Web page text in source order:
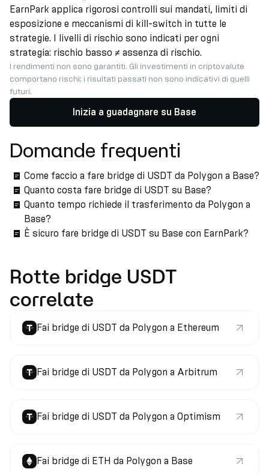
EarnPark applica rigorosi controlli sui mandati, limiti di
esposizione e meccanismi di kill-switch in tutte le
strategie. I livelli di rischio sono indicati per ogni
strategia: rischio basso ≠ assenza di rischio.
I rendimenti non sono garantiti. Gli investimenti in criptovalute
comportano rischi; i risultati passati non sono indicativi di quelli
futuri.
Inizia a guadagnare su Base
Domande frequenti
Come faccio a fare bridge di USDT da Polygon a Base?
Quanto costa fare bridge di USDT su Base?
Quanto tempo richiede il trasferimento da Polygon a
Base?
È sicuro fare bridge di USDT su Base con EarnPark?
Rotte bridge USDT
correlate
Fai bridge di USDT da Polygon a Ethereum
Fai bridge di USDT da Polygon a Arbitrum
Fai bridge di USDT da Polygon a Optimism
Fai bridge di ETH da Polygon a Base